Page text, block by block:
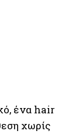
ένα hair
χωρίς